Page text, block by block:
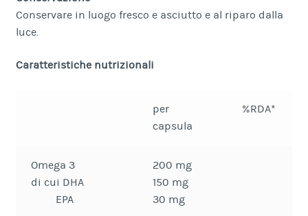
Conservare in luogo fresco e asciutto e al riparo dalla
luce.
Caratteristiche nutrizionali
per
capsula
%RDA*
Omega 3
di cui DHA
EPA
200 mg
150 mg
30 mg